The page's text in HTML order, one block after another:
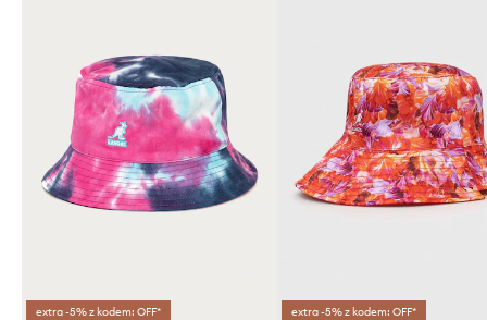
extra -5% z kodem: OFF* extra -5% z kodem: OFF*